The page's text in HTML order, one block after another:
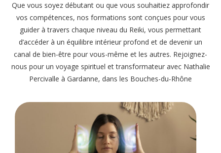
Que vous soyez débutant ou que vous souhaitiez approfondir
vos compétences, nos formations sont conçues pour vous
guider à travers chaque niveau du Reiki, vous permettant
d’accéder à un équilibre intérieur profond et de devenir un
canal de bien-être pour vous-même et les autres. Rejoignez-
nous pour un voyage spirituel et transformateur avec Nathalie
Percivalle à Gardanne, dans les Bouches-du-Rhône